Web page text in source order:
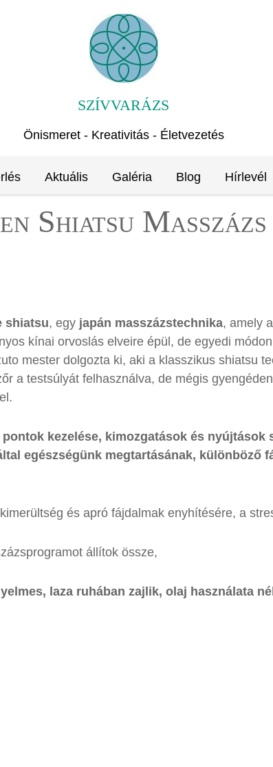
SZÍVVARÁZS
Önismeret - Kreativitás - Életvezetés
Aktuális Galéria Blog Hírlevél
Shiatsu Masszázs
shiatsu, egy japán masszázstechnika, amely
kínai orvoslás elveire épül, de egyedi
mester dolgozta ki, aki a klasszikus shiatsu
a testsúlyát felhasználva, de mégis
kezelése, kimozgatások és
egészségünk megtartásának, különböző
és apró fájdalmak enyhítésére, a
állítok össze,
laza ruhában zajlik, olaj használata